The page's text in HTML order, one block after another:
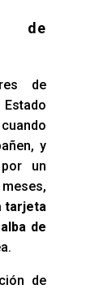
de
de
y
un
tarjeta
de
de